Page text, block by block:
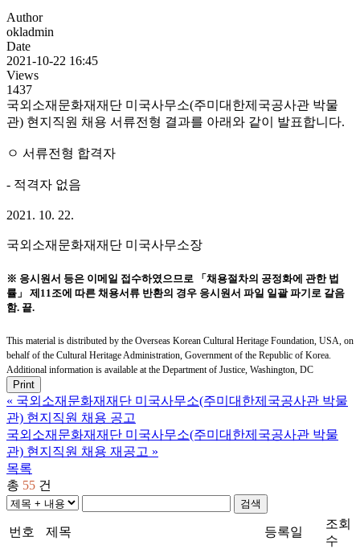
Author
okladmin
Date
2021-10-22 16:45
Views
1437
국외소재문화재재단 미국사무소(주미대한제국공사관 박물
관) 현지직원 채용 서류전형 결과를 아래와 같이 발표합니다.
ㅇ 서류전형 합격자
- 적격자 없음
2021. 10. 22.
국외소재문화재재단 미국사무소장
※ 응시원서 등은 이메일 접수하였으므로 「채용절차의 공정화에 관한 법
률」 제11조에 따른 채용서류 반환의 경우 응시원서 파일 일괄 파기로 갈음
함. 끝.
This material is distributed by the Overseas Korean Cultural Heritage Foundation, USA, on
behalf of the Cultural Heritage Administration, Government of the Republic of Korea.
Additional information is available at the Department of Justice, Washington, DC
Print
« 국외소재문화재재단 미국사무소(주미대한제국공사관 박물
관) 현지직원 채용 공고
국외소재문화재재단 미국사무소(주미대한제국공사관 박물
관) 현지직원 채용 재공고 »
목록
총 55 건
검색
번호 제목 등록일
조회
수